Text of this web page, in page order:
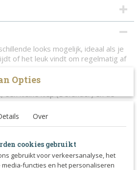
looks mogelijk, ideaal als je
of het leuk vindt om regelmatig af
namelijk geleverd inclusief de twee
een kleine klep (Defender) en de
Deze kun je eenvoudig zelf
je de klep helemaal verwijderd
als eventing / cross cap.
zorgt voor 360
° ventilatie door de
beide zijkanten in de glossy
Opties
Over
cookies gebruikt
gebruikt voor verkeersanalyse, het
functies en het personaliseren